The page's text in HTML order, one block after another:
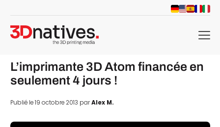
menu
L’imprimante 3D Atom financée en
seulement 4 jours !
Publié le 19 octobre 2013 parAlex M.